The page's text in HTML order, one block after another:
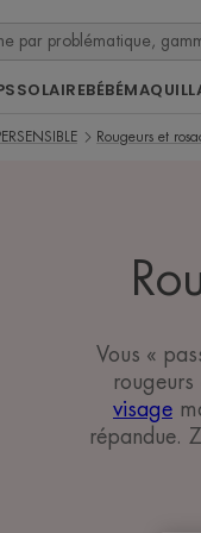
SOLAIREBÉBÉ
Rougeurs et
Vous «
rougeurs
visage
répandue.